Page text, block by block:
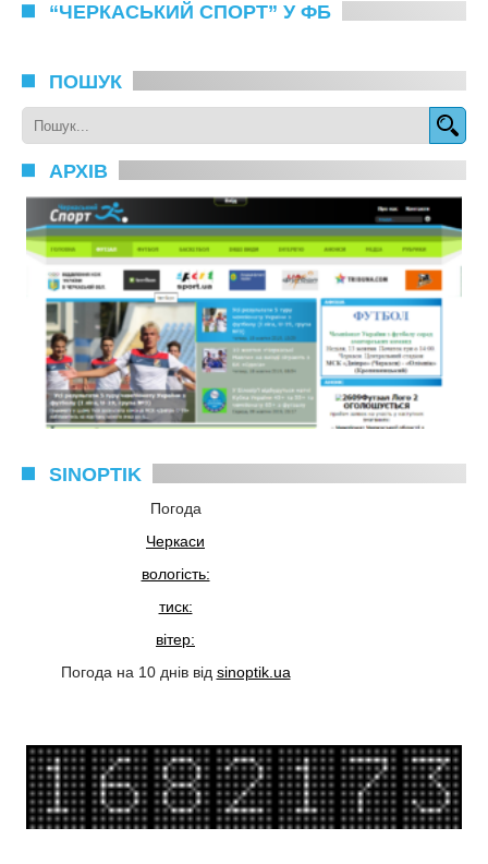
“ЧЕРКАСЬКИЙ СПОРТ” У ФБ
ПОШУК
АРХІВ
SINOPTIK
Погода
Черкаси
вологість:
тиск:
вітер:
Погода на 10 днів від sinoptik.ua